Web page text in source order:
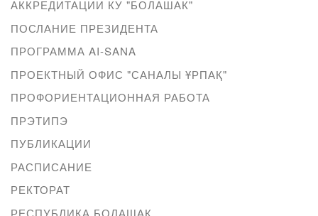
АККРЕДИТАЦИИ КУ "БОЛАШАК"
ПОСЛАНИЕ ПРЕЗИДЕНТА
ПРОГРАММА AI-SANA
ПРОЕКТНЫЙ ОФИС "САНАЛЫ ҰРПАҚ"
ПРОФОРИЕНТАЦИОННАЯ РАБОТА
ПРЭТИПЭ
ПУБЛИКАЦИИ
РАСПИСАНИЕ
РЕКТОРАТ
РЕСПУБЛИКА БОЛАШАК